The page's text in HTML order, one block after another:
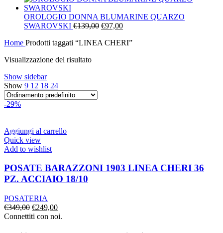
era:
€130,00.
è:
OROLOGIO DONNA BLUMARINE QUARZO
SWAROVSKI €139,00 Il
originale
€97,00Il
attuale
Home Prodotti taggati “LINEA CHERI”
Visualizzazione del risultato
Show sidebar
Show 9 12 18 24
-29%
Aggiungi al carrello
Quick view
Add to wishlist
POSATE BARAZZONI 1903 LINEA CHERI 36
PZ. ACCIAIO 18/10
POSATERIA
€349,00 Il
prezzo
€249,00Il
prezzo
Connettiti con noi.